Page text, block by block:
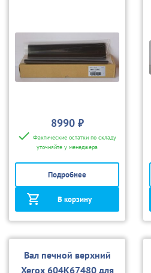
8990 ₽
Фактические остатки по складу
уточняйте у менеджера
Подробнее
В корзину
Вал печной верхний
Xerox 604K67480 для